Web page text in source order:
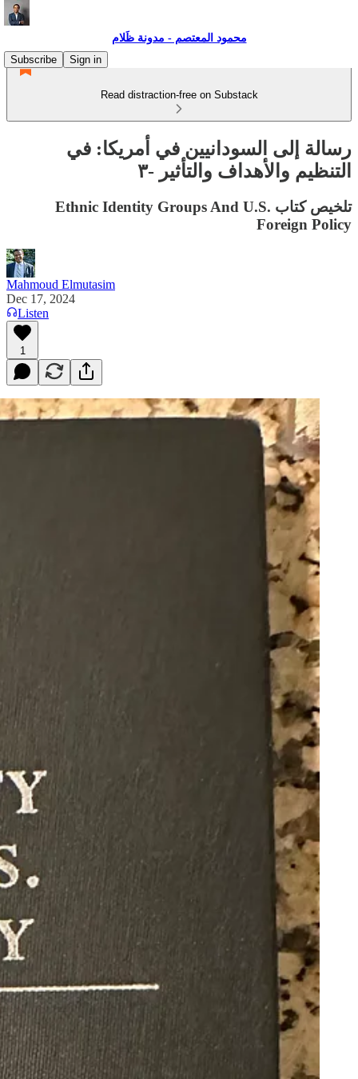
محمود المعتصم - مدونة ظَلام
Subscribe
Sign in
Read distraction-free on Substack
رسالة إلى السودانيين في أمريكا: في
التنظيم والأهداف والتأثير -٣
تلخيص كتاب Ethnic Identity Groups And U.S.
Foreign Policy
Mahmoud Elmutasim
Dec 17, 2024
Listen
1